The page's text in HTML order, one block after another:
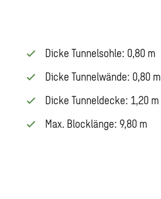
Dicke Tunnelsohle: 0,80 m
Dicke Tunnelwände: 0,80 m
Dicke Tunneldecke: 1,20 m
Max. Blocklänge: 9,80 m